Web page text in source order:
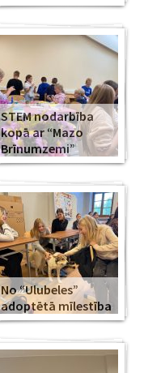
STEM nodarbība
kopā ar “Mazo
Brīnumzemi”
No “Ulubeles”
adoptētā mīlestība